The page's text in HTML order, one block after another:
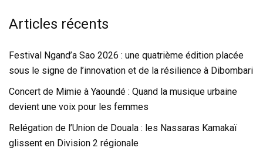
Articles récents
Festival Ngand’a Sao 2026 : une quatrième édition placée
sous le signe de l’innovation et de la résilience à Dibombari
Concert de Mimie à Yaoundé : Quand la musique urbaine
devient une voix pour les femmes
Relégation de l’Union de Douala : les Nassaras Kamakaï
glissent en Division 2 régionale